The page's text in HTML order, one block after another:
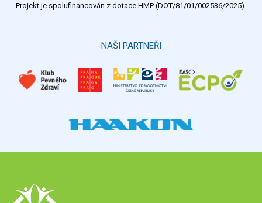
Projekt je spolufinancován z dotace HMP (DOT/81/01/002536/2025).
NAŠI PARTNEŘI